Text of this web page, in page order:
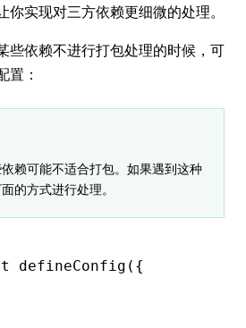
实现对三方依赖更细微的处理。
些依赖不进行打包处理的时候，可
置：
赖可能不适合打包。如果遇到这种
的方式进行处理。
defineConfig ({